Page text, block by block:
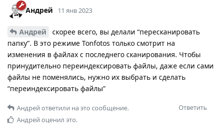
Андрей 11 янв 2023
Андрей
скорее всего, вы делали “пересканировать
папку”. В это режиме Tonfotos только смотрит на
изменения в файлах с последнего сканирования. Чтобы
принудительно переиндексировать файлы, даже если сами
файлы не поменялись, нужно их выбрать и сделать
“переиндексировать файлы”
Ответить
Андрейответили на это сообщение.
Андрейоценил это.